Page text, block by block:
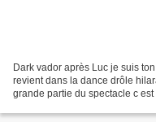
Dark vador après Luc je suis
revient dans la dance drôle
grande partie du spectacle c est